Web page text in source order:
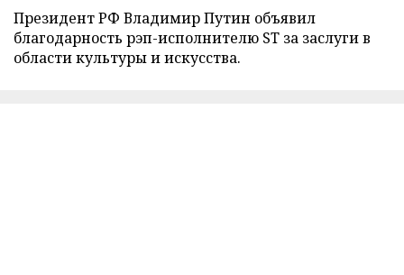
Президент РФ Владимир Путин объявил
благодарность рэп-исполнителю ST за заслуги в
области культуры и искусства.